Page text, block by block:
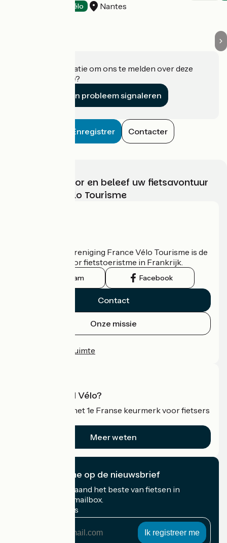
Accueil Vélo Nantes
Heeft u informatie om ons te melden over deze
accommodatie?
Een probleem signaleren
Enregistrer Contacter
Kies, bereid voor en beleef uw fietsavontuur
met France Vélo Tourisme
De nationale vereniging France Vélo Tourisme is de
officiële gids voor fietstoeristme in Frankrijk.
Instagram Facebook
Contact
Onze missie
Professionele ruimte
Wat is Accueil Vélo?
Accueil Vélo is het 1e Franse keurmerk voor fietsers
Meer weten
Ik abonneer me op de nieuwsbrief
Ontvang elke maand het beste van fietsen in
Frankrijk in uw mailbox.
Mijn e-mailadres